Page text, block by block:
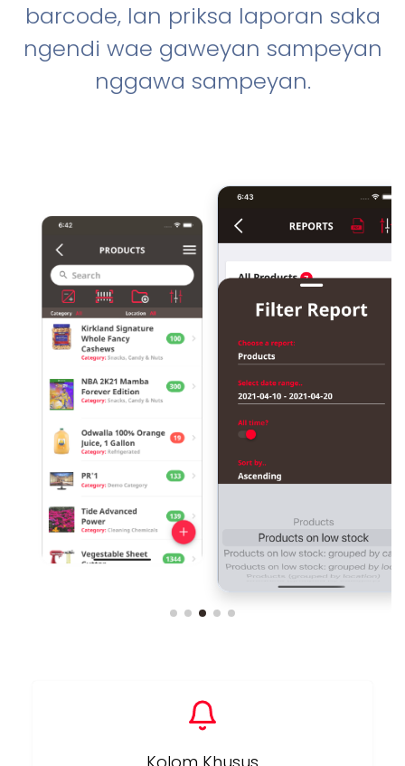
barcode, lan priksa laporan saka
ngendi wae gaweyan sampeyan
nggawa sampeyan.